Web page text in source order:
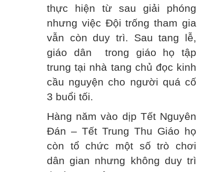
thực hiện từ sau giải phóng
nhưng việc Đội trống tham gia
vẫn còn duy trì. Sau tang lễ,
giáo dân trong giáo họ tập
trung tại nhà tang chủ đọc kinh
cầu nguyện cho người quá cố
3 buổi tối.
Hàng năm vào dịp Tết Nguyên
Đán – Tết Trung Thu Giáo họ
còn tổ chức một số trò chơi
dân gian nhưng không duy trì